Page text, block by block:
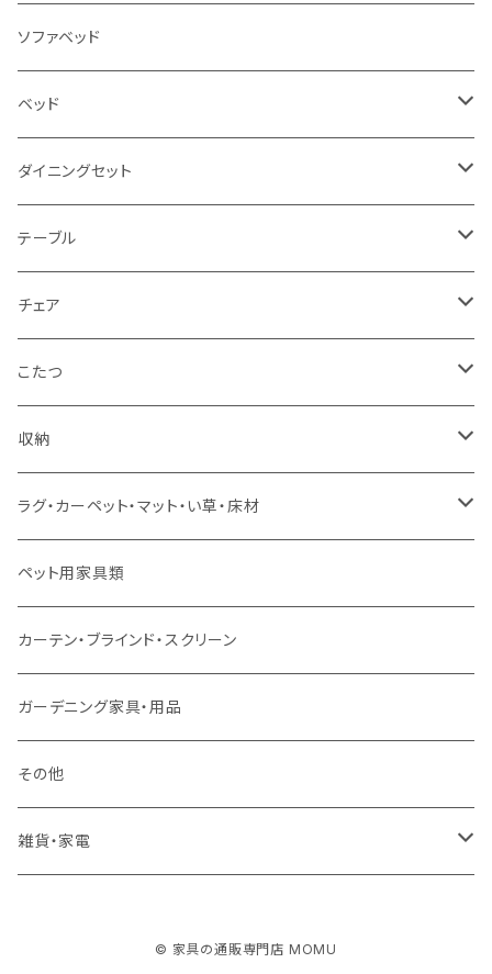
3人掛け
2.5人掛け
2人掛け
1人掛け
カウチソファ
コーナーソファ
ソファセット
スツール・オットマン
ソファ付属品
クッション・座椅子
ソファベッド
ベッド
シングルサイズ以下（フレームのみ）
セミダブルサイズ（フレームのみ）
ダブルサイズ（フレームのみ）
ワイドダブルサイズ以上（フレームのみ）
シングルサイズ以下（マットレス付）
セミダブルサイズ（マットレス付）
ダブルサイズ（マットレス付）
ダブルサイズ以上（マットレス付）
ロフトベッド
二段ベッド
マットレス
ダイニングセット
ダイニング3点セット以下
ダイニング4点セット
ダイニング5点・6点セット
ダイニング7点セット以上
テーブル
センターテーブル
ダイニングテーブル
カウンターテーブル
リフティングテーブル
サイドテーブル・コーヒーテーブル
デスク
チェア
ダイニングチェア
カウンターチェア
キッズチェア
オフィスチェア・ゲーミングチェア
ダイニングベンチ・スツール
こたつ
こたつテーブル
こたつ布団
コタツ・布団セット
収納
本棚・シェルフ
食器棚・収納庫
レンジ台・カウンター
ラック
TVボード
キャビネット・飾り棚
ラグ・カーペット・マット・い草・床材
マット・フロアタイル
ラグ
カーペット
ペット用家具類
カーテン・ブラインド・スクリーン
ガーデニング家具・用品
その他
雑貨・家電
© 家具の通販専門店 MOMU